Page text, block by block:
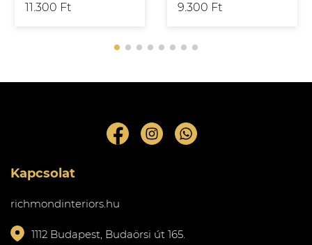
11.300 Ft 9.300 Ft
Kapcsolat
richmondinteriors.hu
1112 Budapest, Budaörsi út 165.